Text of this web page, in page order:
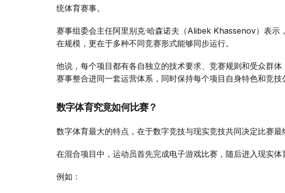
统体育赛事。
赛事组委会主任阿里别克·哈森诺夫（Alibek Khassenov）表示
在规模，更在于多种不同竞赛形式能够同步运行。
他说，每个项目都有各自独立的技术要求、竞赛规则和受众群
赛事整合进同一套运营体系，同时保持每个项目自身特色和竞技
数字体育究竟如何比赛？
数字体育最大的特点，在于数字竞技与现实竞技共同决定比赛最
在混合项目中，运动员首先完成电子游戏比赛，随后进入现实体
例如：